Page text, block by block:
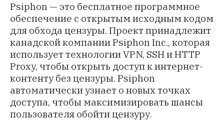
Psiphon — это бесплатное программное
обеспечение с открытым исходным кодом
для обхода цензуры. Проект принадлежит
канадской компании Psiphon Inc., которая
использует технологии VPN, SSH и HTTP
Proxy, чтобы открыть доступ к интернет-
контенту без цензуры. Psiphon
автоматически узнает о новых точках
доступа, чтобы максимизировать шансы
пользователя обойти цензуру.